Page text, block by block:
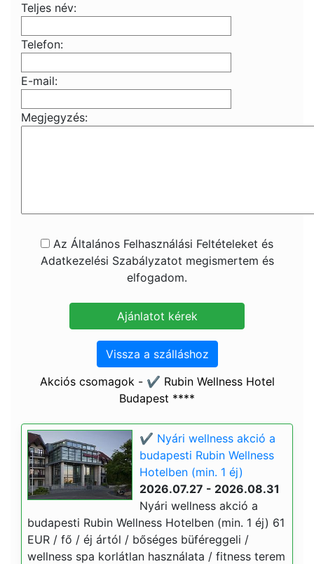
Teljes név:
Telefon:
E-mail:
Megjegyzés:
Az Általános Felhasználási Feltételeket és
Adatkezelési Szabályzatot megismertem és
elfogadom.
Vissza a szálláshoz
Akciós csomagok - ✔️ Rubin Wellness Hotel
Budapest ****
✔️ Nyári wellness akció a
budapesti Rubin Wellness
Hotelben (min. 1 éj)
2026.07.27 - 2026.08.31
Nyári wellness akció a
budapesti Rubin Wellness Hotelben (min. 1 éj) 61
EUR / fő / éj ártól / bőséges büféreggeli /
wellness spa korlátlan használata / fitness terem